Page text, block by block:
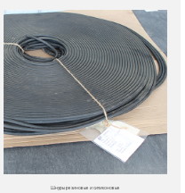
Шнуры резиновые и силиконовые